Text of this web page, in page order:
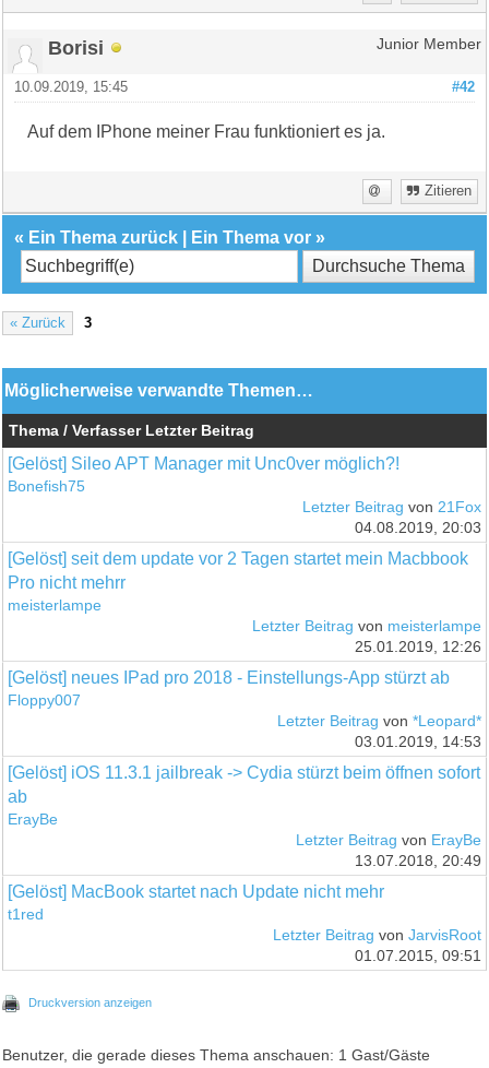
Borisi Junior Member
#42
10.09.2019, 15:45
Auf dem IPhone meiner Frau funktioniert es ja.
Zitieren
« Ein Thema zurück Ein Thema vor »
« Zurück 3
Möglicherweise verwandte Themen…
Thema / Verfasser Letzter Beitrag
[Gelöst] Sileo APT Manager mit Unc0ver möglich?!
Bonefish75
Letzter Beitrag von 21Fox
04.08.2019, 20:03
[Gelöst] seit dem update vor 2 Tagen startet mein Macbbook
Pro nicht mehrr
meisterlampe
Letzter Beitrag von meisterlampe
25.01.2019, 12:26
[Gelöst] neues IPad pro 2018 - Einstellungs-App stürzt ab
Floppy007
Letzter Beitrag von *Leopard*
03.01.2019, 14:53
[Gelöst] iOS 11.3.1 jailbreak -> Cydia stürzt beim öffnen sofort
ab
ErayBe
Letzter Beitrag von ErayBe
13.07.2018, 20:49
[Gelöst] MacBook startet nach Update nicht mehr
t1red
Letzter Beitrag von JarvisRoot
01.07.2015, 09:51
Druckversion anzeigen
Benutzer, die gerade dieses Thema anschauen: 1 Gast/Gäste